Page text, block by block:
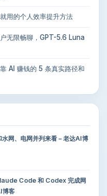
用的个人效率提升方法
无限畅聊，GPT-5.6 Luna
AI 赚钱的 5 条真实路径和
网、电网并列来看 – 老达AI博
Code 和 Codex 完成网
博客